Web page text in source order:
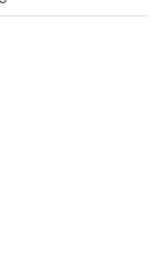
= Pictum